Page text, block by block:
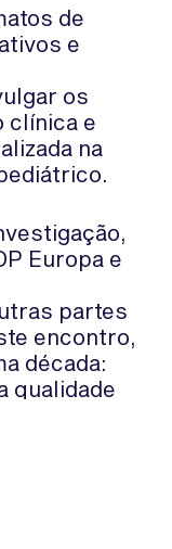
de
e
os
clínica e
na
Europa e
partes
encontro,
década:
qualidade